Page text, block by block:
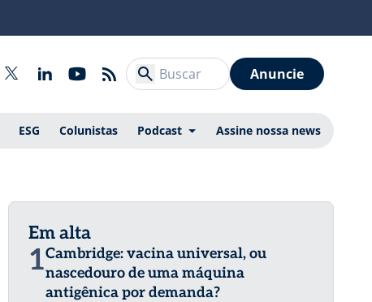
Anuncie
ESG Colunistas Podcast Assine nossa news
Em alta
1Cambridge: vacina universal, ou
nascedouro de uma máquina
antigênica por demanda?